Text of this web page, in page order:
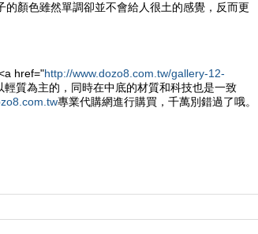
顏色雖然單調卻並不會給人很土的感覺，反而更
href="http://www.dozo8.com.tw/gallery-12-
質為主的，同時在中底的材質和科技也是一致
專業代購網進行購買，千萬別錯過了哦。